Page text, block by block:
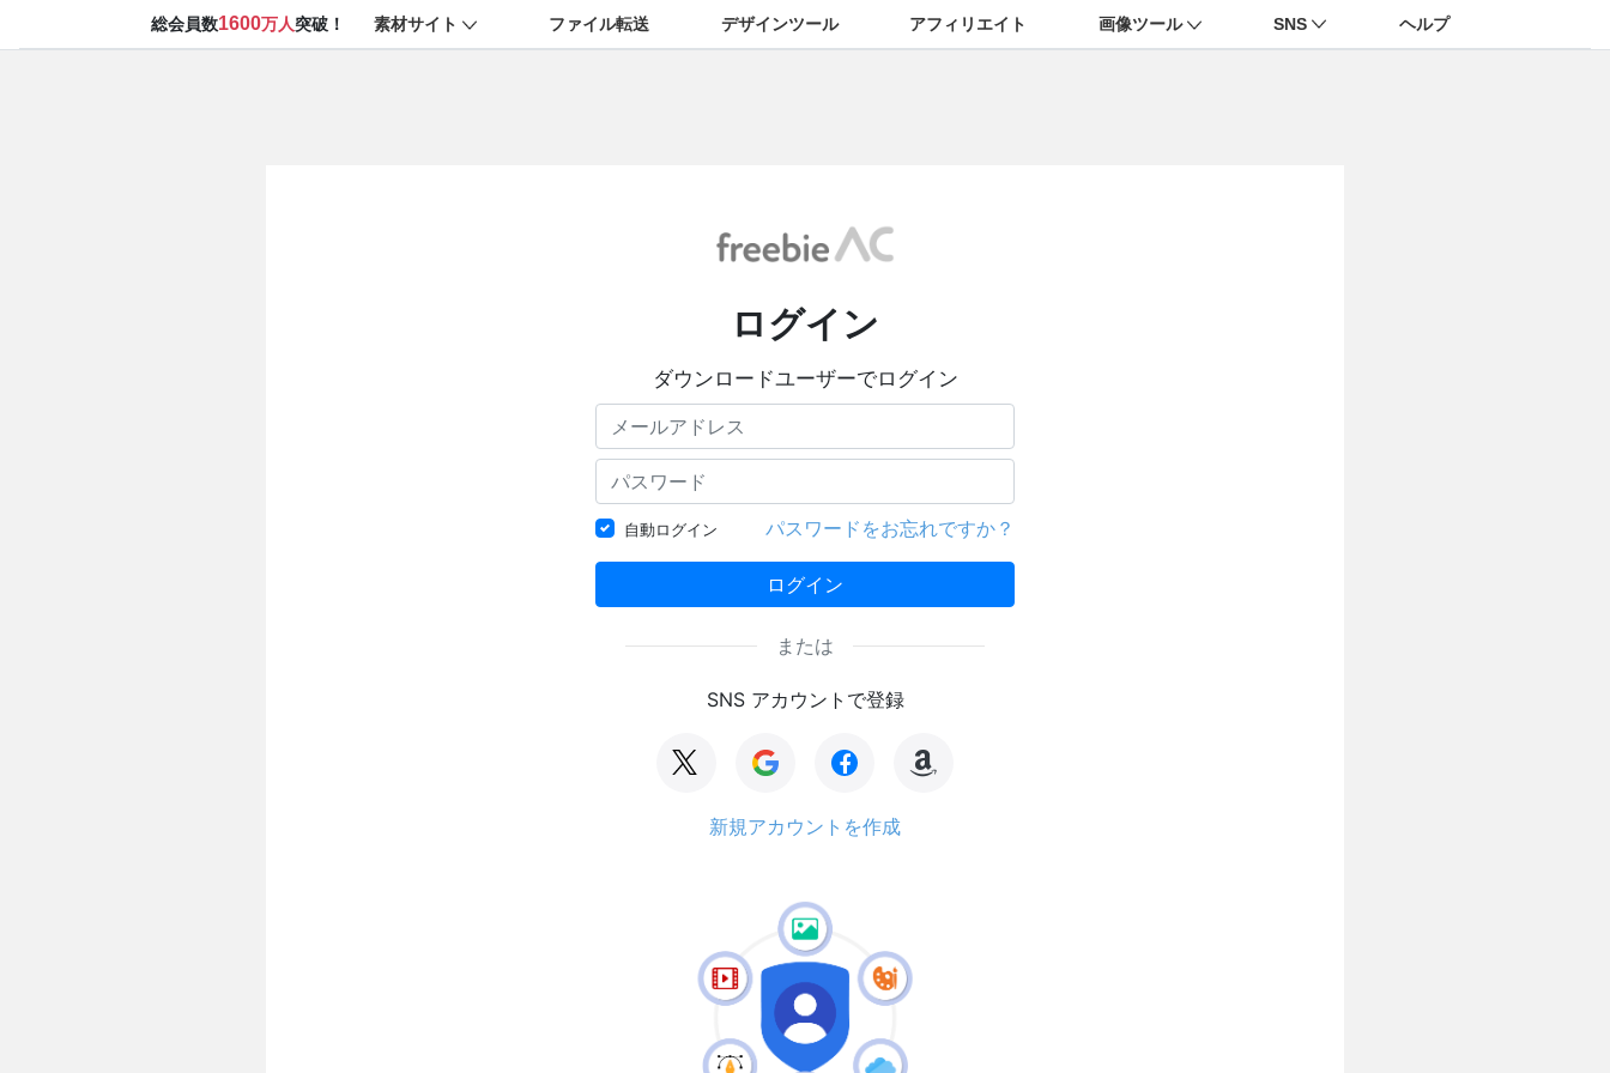
総会員数1600万人突破！ 素材サイト ファイル転送 デザインツール アフィリエイト 画像ツール SNS ヘルプ
ログイン
ダウンロードユーザーでログイン
自動ログイン パスワードをお忘れですか？
ログイン
または
SNS アカウントで登録
新規アカウントを作成